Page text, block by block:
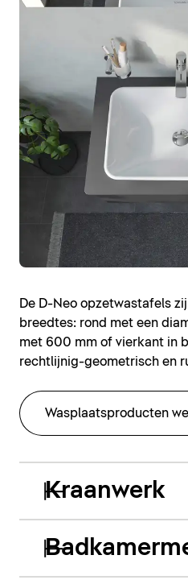
De D-Neo opzetwastafels
breedtes: rond met een
met 600 mm of vierkant in
rechtlijnig-geometrisch en
Wasplaatsproducten
Kraanwerk